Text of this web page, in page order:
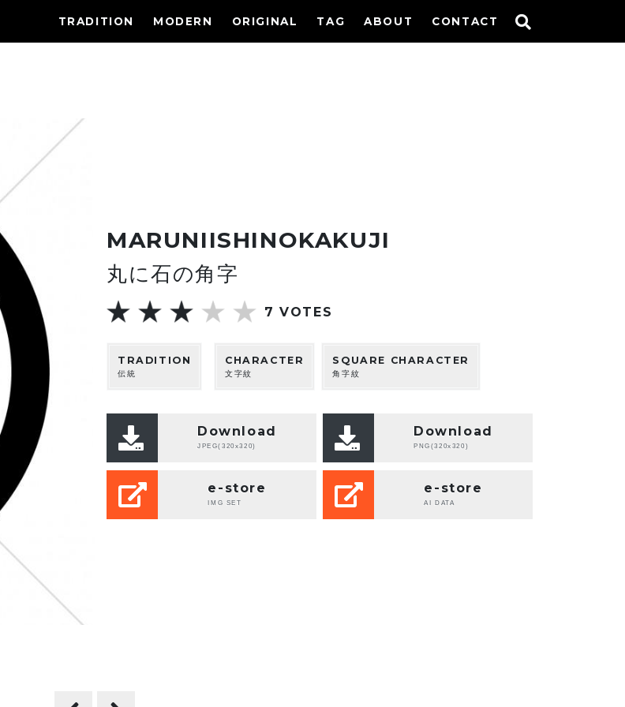
TRADITION MODERN ORIGINAL TAG ABOUT CONTACT
MARUNIISHINOKAKUJI
丸に石の角字
7 VOTES
TRADITION
伝統
CHARACTER
文字紋
SQUARE CHARACTER
角字紋
Download
JPEG(320x320)
Download
PNG(320x320)
e-store
IMG SET
e-store
AI DATA